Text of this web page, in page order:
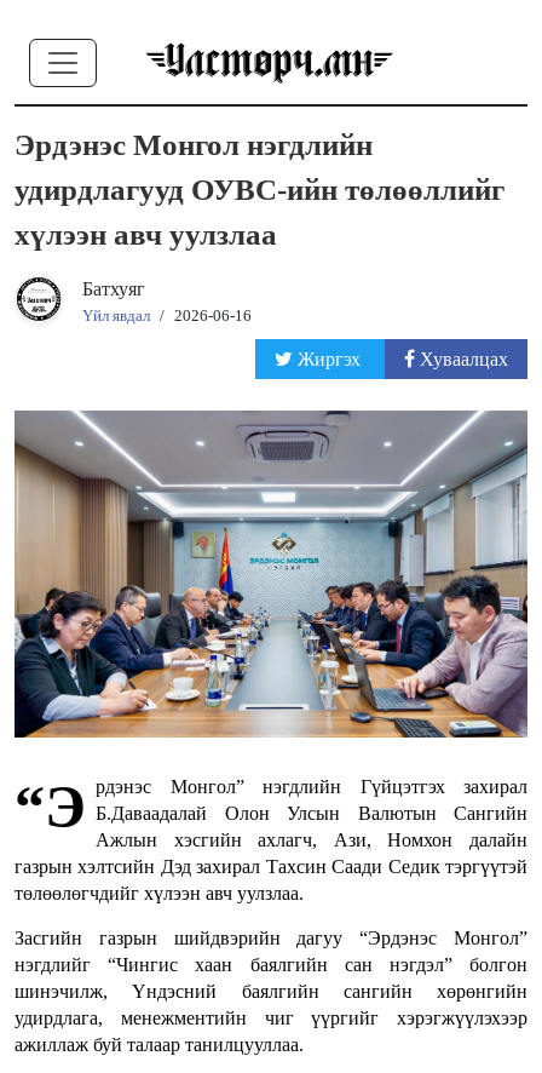
Эрдэнэс Монгол нэгдлийн
удирдлагууд ОУВС-ийн төлөөллийг
хүлээн авч уулзлаа
Батхуяг
Үйл явдал / 2026-06-16
Жиргэх Хуваалцах
“Э рдэнэс Монгол” нэгдлийн Гүйцэтгэх захирал
Б.Даваадалай Олон Улсын Валютын Сангийн
Ажлын хэсгийн ахлагч, Ази, Номхон далайн
газрын хэлтсийн Дэд захирал Тахсин Саади Седик тэргүүтэй
төлөөлөгчдийг хүлээн авч уулзлаа.
Засгийн газрын шийдвэрийн дагуу “Эрдэнэс Монгол”
нэгдлийг “Чингис хаан баялгийн сан нэгдэл” болгон
шинэчилж, Үндэсний баялгийн сангийн хөрөнгийн
удирдлага, менежментийн чиг үүргийг хэрэгжүүлэхээр
ажиллаж буй талаар танилцууллаа.